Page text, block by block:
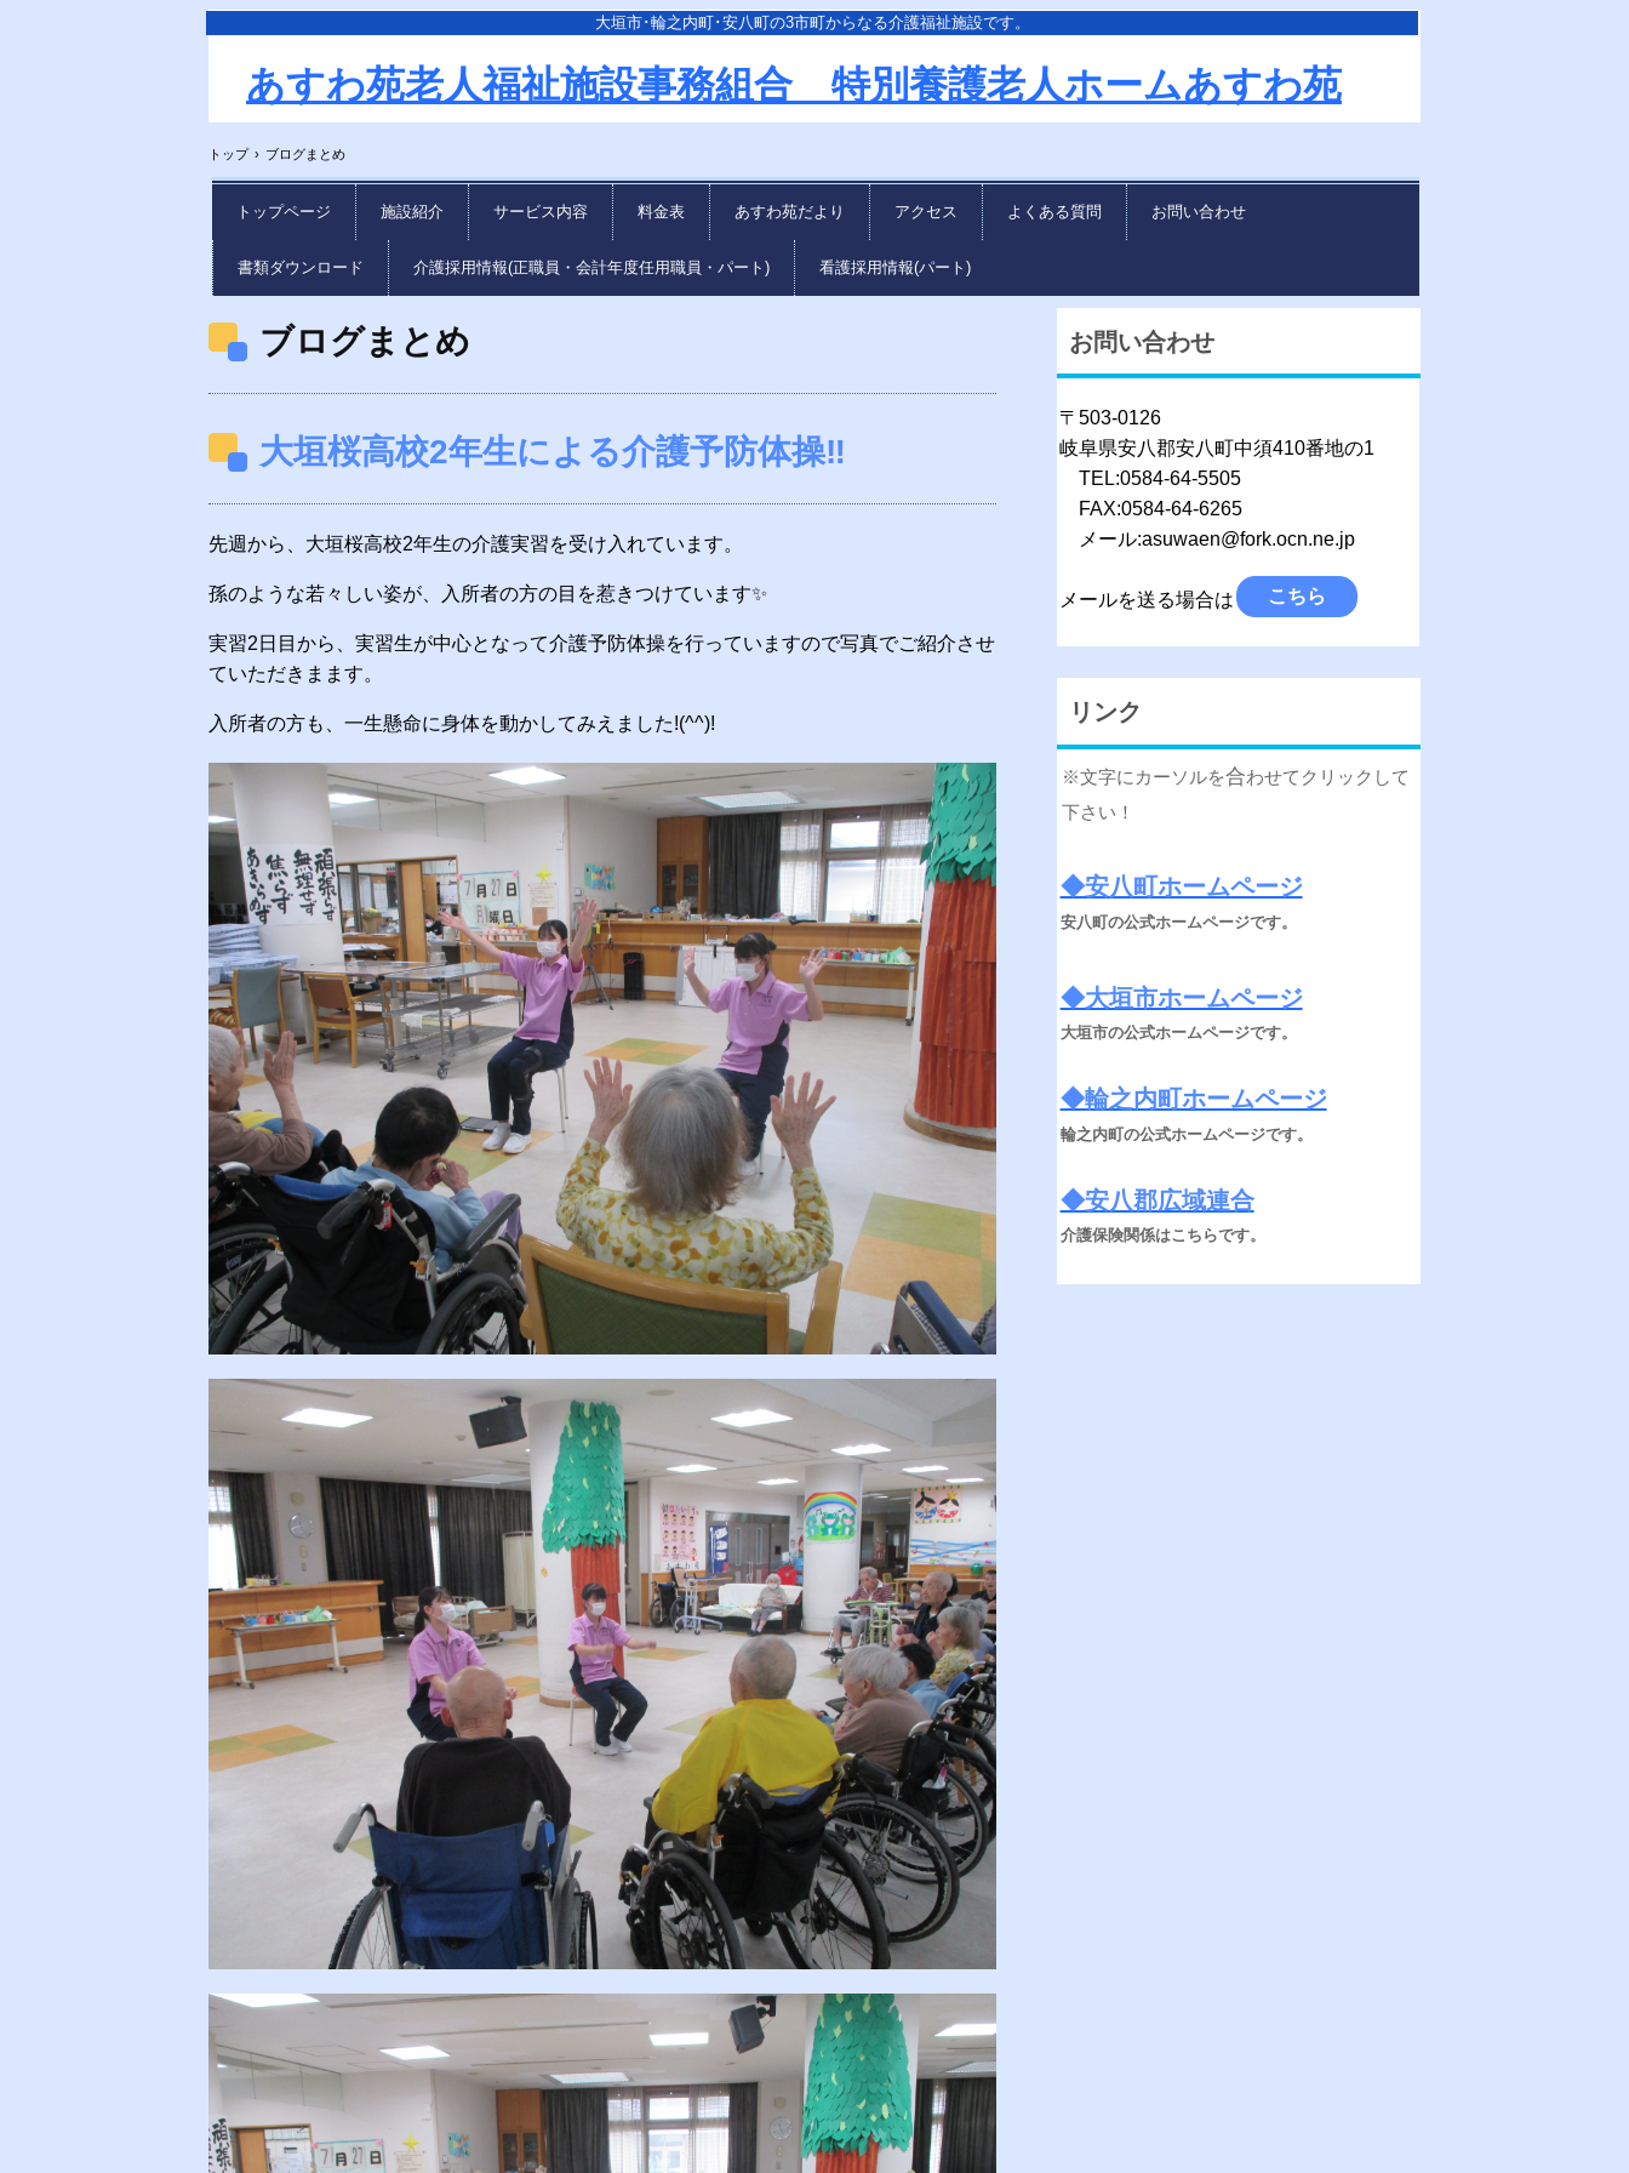
あすわ苑老人福祉施設事務組合 特別養護老人ホームあすわ苑
大垣市･輪之内町･安八町の3市町からなる介護福祉施設です。
トップ › ブログまとめ
トップページ 施設紹介 サービス内容 料金表 あすわ苑だより アクセス よくある質問 お問い合わせ
書類ダウンロード 介護採用情報(正職員・会計年度任用職員・パート) 看護採用情報(パート)
ブログまとめ
大垣桜高校2年生による介護予防体操‼
先週から、大垣桜高校2年生の介護実習を受け入れています。
孫のような若々しい姿が、入所者の方の目を惹きつけています✨
実習2日目から、実習生が中心となって介護予防体操を行っていますので写真でご紹介させ
ていただきまます。
入所者の方も、一生懸命に身体を動かしてみえました!(^^)!
お問い合わせ
〒503-0126
岐阜県安八郡安八町中須410番地の1
TEL:0584-64-5505
FAX:0584-64-6265
メール:asuwaen@fork.ocn.ne.jp
メールを送る場合は こちら
リンク
※文字にカーソルを合わせてクリックして
下さい！
◆安八町ホームページ
安八町の公式ホームページです。
◆大垣市ホームページ
大垣市の公式ホームページです。
◆輪之内町ホームページ
輪之内町の公式ホームページです。
◆安八郡広域連合
介護保険関係はこちらです。